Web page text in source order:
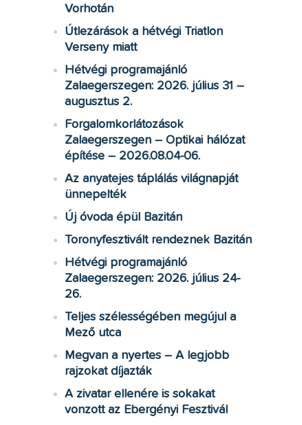
Vorhotán
Útlezárások a hétvégi Triatlon
Verseny miatt
Hétvégi programajánló
Zalaegerszegen: 2026. július 31 –
augusztus 2.
Forgalomkorlátozások
Zalaegerszegen – Optikai hálózat
építése – 2026.08.04-06.
Az anyatejes táplálás világnapját
ünnepelték
Új óvoda épül Bazitán
Toronyfesztivált rendeznek Bazitán
Hétvégi programajánló
Zalaegerszegen: 2026. július 24-
26.
Teljes szélességében megújul a
Mező utca
Megvan a nyertes – A legjobb
rajzokat díjazták
A zivatar ellenére is sokakat
vonzott az Ebergényi Fesztivál